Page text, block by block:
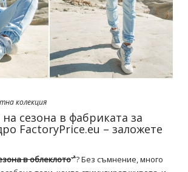
żakiety …
колекция
сезона в фабриката за
FactoryPrice.eu – заложете
в облеклото ? Без съмнение, много